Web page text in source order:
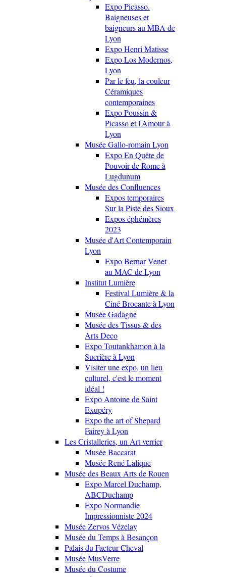
Expo Picasso.
Baigneuses et
baigneurs au MBA de
Lyon
Expo Henri Matisse
Expo Los Modernos,
Lyon
Par le feu, la couleur
Céramiques
contemporaines
Expo Poussin &
Picasso et l'Amour à
Lyon
Musée Gallo-romain Lyon
Expo En Quête de
Pouvoir de Rome à
Lugdunum
Musée des Confluences
Expos temporaires
Sur la Piste des Sioux
Expos éphémères
2023
Musée d'Art Contemporain
Lyon
Expo Bernar Venet
au MAC de Lyon
Institut Lumière
Festival Lumière & la
Ciné Brocante à Lyon
Musée Gadagne
Musée des Tissus & des
Arts Deco
Expo Toutankhamon à la
Sucrière à Lyon
Visiter une expo, un lieu
culturel, c'est le moment
idéal !
Expo Antoine de Saint
Exupéry
Expo the art of Shepard
Fairey à Lyon
Les Cristalleries, un Art verrier
Musée Baccarat
Musée René Lalique
Musée des Beaux Arts de Rouen
Expo Marcel Duchamp,
ABCDuchamp
Expo Normandie
Impressionniste 2024
Musée Zervos Vézelay
Musée du Temps à Besançon
Palais du Facteur Cheval
Musée MusVerre
Musée du Costume